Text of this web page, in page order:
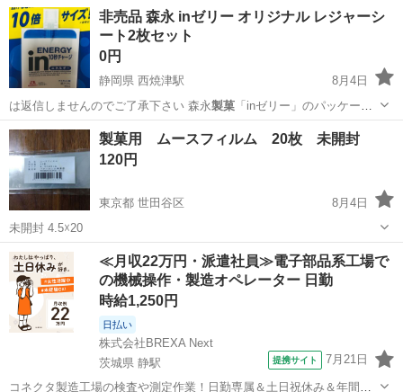
非売品 森永 inゼリー オリジナル レジャーシ
ート2枚セット
0円
静岡県 西焼津駅
8月4日
は返信しませんのでご了承下さい 森永製菓「inゼリー」のパッケージ
デザインを模…
静岡 焼津市 西焼津駅
製菓用 ムースフィルム 20枚 未開封
120円
東京都 世田谷区
8月4日
未開封 4.5☓20
東京 世田谷区 調理器具 製菓
≪月収22万円・派遣社員≫電子部品系工場で
の機械操作・製造オペレーター 日勤
時給1,250円
日払い
株式会社BREXA Next
茨城県 静駅
提携サイト 7月21日
コネクタ製造工場の検査や測定作業！日勤専属＆土日祝休み＆年間休